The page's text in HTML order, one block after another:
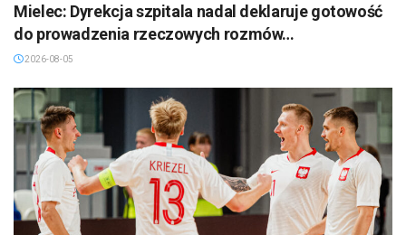
Mielec: Dyrekcja szpitala nadal deklaruje gotowość
do prowadzenia rzeczowych rozmów…
2026-08-05